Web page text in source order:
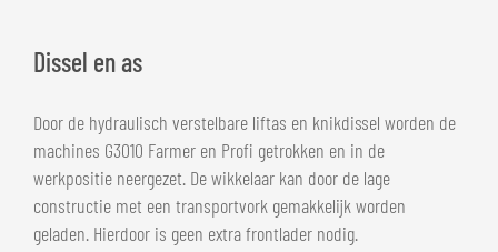
Dissel en as
Door de hydraulisch verstelbare liftas en knikdissel worden de
machines G3010 Farmer en Profi getrokken en in de
werkpositie neergezet. De wikkelaar kan door de lage
constructie met een transportvork gemakkelijk worden
geladen. Hierdoor is geen extra frontlader nodig.